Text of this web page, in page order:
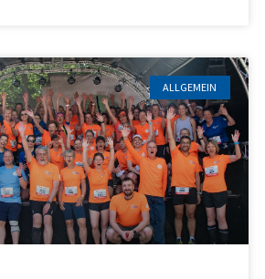
ALLGEMEIN